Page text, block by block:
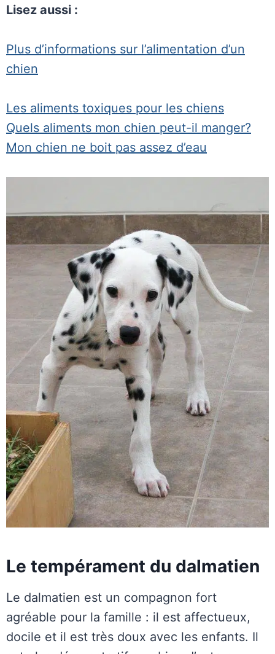
Lisez aussi :
Plus d’informations sur l’alimentation d’un
chien
Les aliments toxiques pour les chiens
Quels aliments mon chien peut-il manger?
Mon chien ne boit pas assez d’eau
Le tempérament du dalmatien
Le dalmatien est un compagnon fort
agréable pour la famille : il est affectueux,
docile et il est très doux avec les enfants. Il